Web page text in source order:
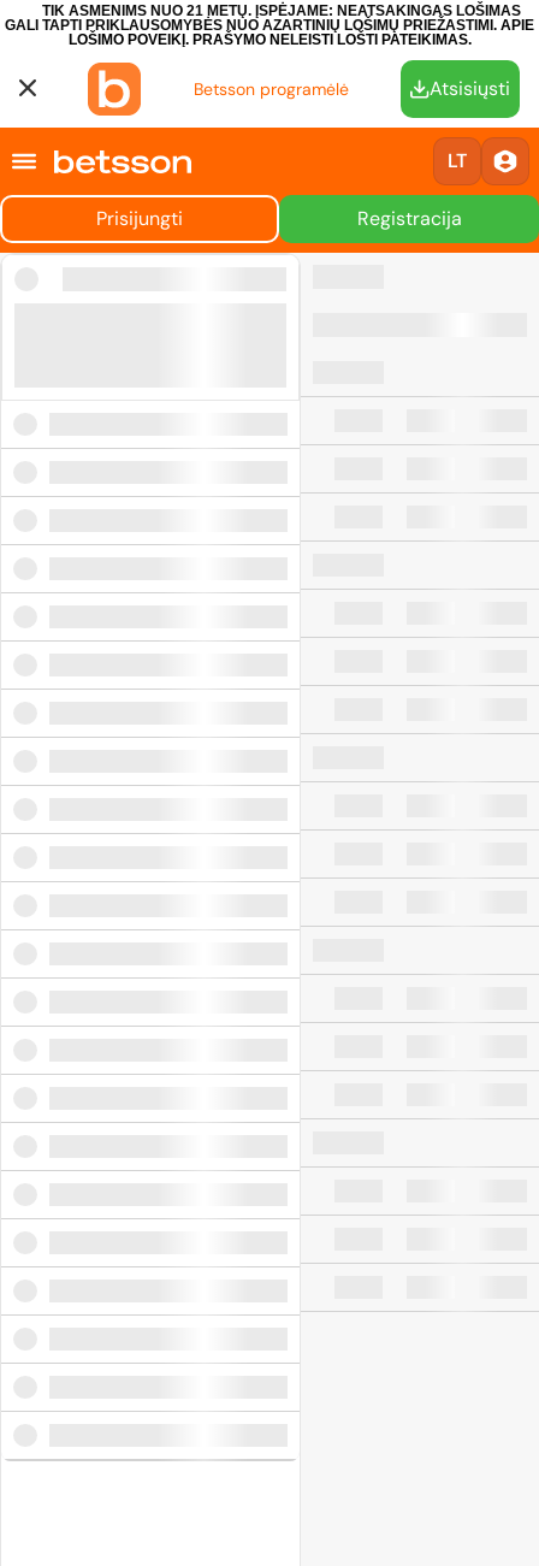
TIK ASMENIMS NUO 21 METŲ. ĮSPĖJAME: NEATSAKINGAS LOŠIMAS
GALI TAPTI PRIKLAUSOMYBĖS NUO AZARTINIŲ LOŠIMŲ PRIEŽASTIMI. APIE
LOŠIMO POVEIKĮ. PRAŠYMO NELEISTI LOŠTI PATEIKIMAS.
Betsson programėlė Atsisiųsti
LT
Prisijungti Registracija